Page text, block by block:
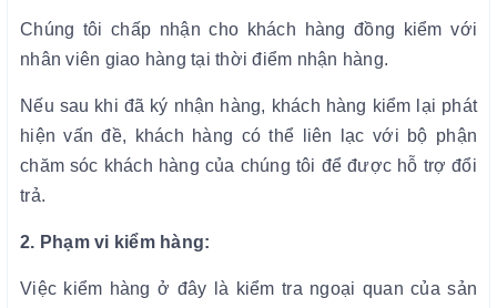
Chúng tôi chấp nhận cho khách hàng đồng kiểm với
nhân viên giao hàng tại thời điểm nhận hàng.
Nếu sau khi đã ký nhận hàng, khách hàng kiểm lại phát
hiện vấn đề, khách hàng có thể liên lạc với bộ phận
chăm sóc khách hàng của chúng tôi để được hỗ trợ đổi
trả.
2. Phạm vi kiểm hàng:
Việc kiểm hàng ở đây là kiểm tra ngoại quan của sản